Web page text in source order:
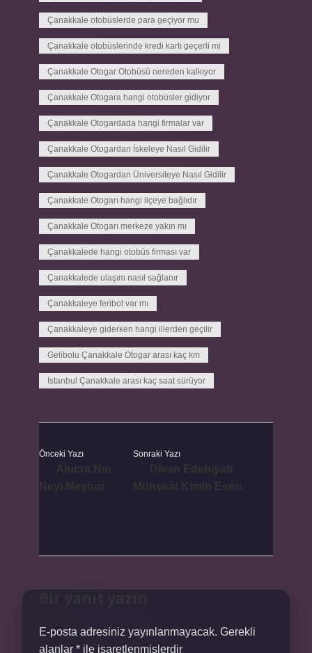
Çanakkale otobüslerde para geçiyor mu
Çanakkale otobüslerinde kredi kartı geçerli mi
Çanakkale Otogar Otobüsü nereden kalkıyor
Çanakkale Otogara hangi otobüsler gidiyor
Çanakkale Otogardada hangi firmalar var
Çanakkale Otogardan İskeleye Nasıl Gidilir
Çanakkale Otogardan Üniversiteye Nasıl Gidilir
Çanakkale Otogarı hangi ilçeye bağlıdır
Çanakkale Otogarı merkeze yakın mı
Çanakkalede hangi otobüs firması var
Çanakkalede ulaşım nasıl sağlanır
Çanakkaleye feribot var mı
Çanakkaleye giderken hangi illerden geçilir
Gelibolu Çanakkale Otogar arası kaç km
İstanbul Çanakkale arası kaç saat sürüyor
Önceki Yazı Sonraki Yazı
E-posta adresiniz yayınlanmayacak. Gerekli
alanlar * ile işaretlenmişlerdir